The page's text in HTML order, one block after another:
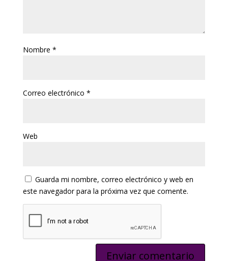
Nombre *
Correo electrónico *
Web
Guarda mi nombre, correo electrónico y web en
este navegador para la próxima vez que comente.